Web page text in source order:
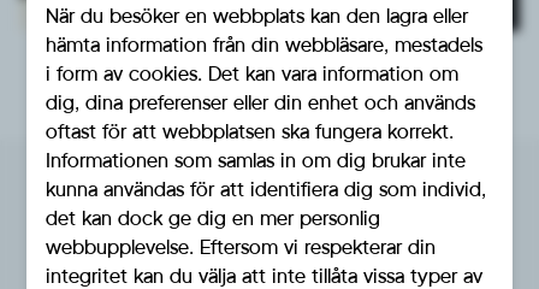
Denna förening tillhör
SD Skåne
När du besöker en webbplats kan den lagra eller
hämta information från din webbläsare, mestadels
i form av cookies. Det kan vara information om
dig, dina preferenser eller din enhet och används
oftast för att webbplatsen ska fungera korrekt.
Informationen som samlas in om dig brukar inte
kunna användas för att identifiera dig som individ,
det kan dock ge dig en mer personlig
webbupplevelse. Eftersom vi respekterar din
integritet kan du välja att inte tillåta vissa typer av